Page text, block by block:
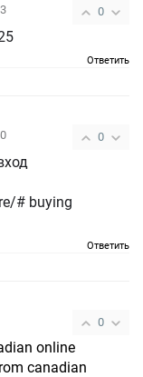
0
Ответить
0
# buying
Ответить
0
online
canadian